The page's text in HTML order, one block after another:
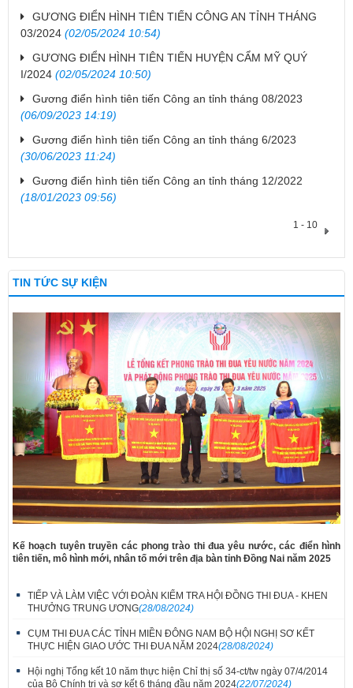
GƯƠNG ĐIỂN HÌNH TIÊN TIẾN CÔNG AN TỈNH THÁNG
03/2024 (02/05/2024 10:54)
GƯƠNG ĐIỂN HÌNH TIÊN TIẾN HUYỆN CẨM MỸ QUÝ
I/2024 (02/05/2024 10:50)
Gương điển hình tiên tiến Công an tỉnh tháng 08/2023
(06/09/2023 14:19)
Gương điển hình tiên tiến Công an tỉnh tháng 6/2023
(30/06/2023 11:24)
Gương điển hình tiên tiến Công an tỉnh tháng 12/2022
(18/01/2023 09:56)
1 - 10
TIN TỨC SỰ KIỆN
Kế hoạch tuyên truyền các phong trào thi đua yêu nước, các điển hình
tiên tiến, mô hình mới, nhân tố mới trên địa bàn tỉnh Đồng Nai năm 2025
TIẾP VÀ LÀM VIỆC VỚI ĐOÀN KIỂM TRA HỘI ĐỒNG THI ĐUA - KHEN
THƯỞNG TRUNG ƯƠNG(28/08/2024)
CỤM THI ĐUA CÁC TỈNH MIỀN ĐÔNG NAM BỘ HỘI NGHỊ SƠ KẾT
THỰC HIỆN GIAO ƯỚC THI ĐUA NĂM 2024(28/08/2024)
Hội nghị Tổng kết 10 năm thực hiện Chỉ thị số 34-ct/tw ngày 07/4/2014
của Bộ Chính trị và sơ kết 6 tháng đầu năm 2024(22/07/2024)